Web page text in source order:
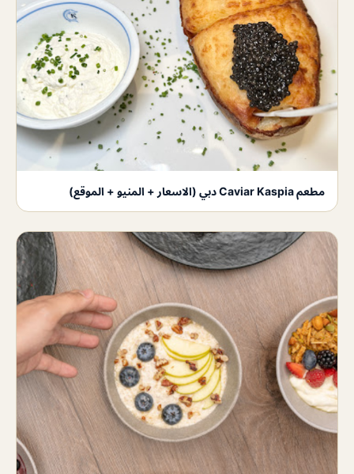
مطعم Caviar Kaspia دبي (الاسعار + المنيو + الموقع)